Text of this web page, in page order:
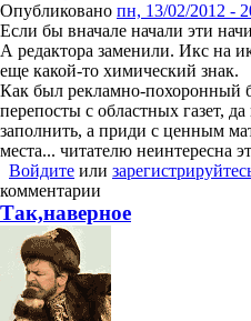
Опубликовано пн, 13/02/2012 -
Если бы вначале начали эти
А редактора заменили. Икс на
еще какой-то химический знак.
Как был рекламно-похоронный
перепосты с областных газет,
заполнить, а приди с ценным
места... читателю неинтересна
Войдите или
комментарии
Так,наверное